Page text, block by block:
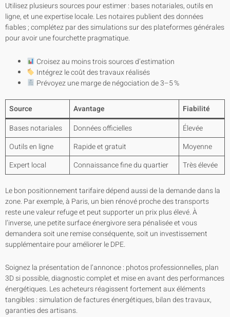
Utilisez plusieurs sources pour estimer : bases notariales, outils en
ligne, et une expertise locale. Les notaires publient des données
fiables ; complétez par des simulations sur des plateformes générales
pour avoir une fourchette pragmatique.
Croisez au moins trois sources d’estimation
Intégrez le coût des travaux réalisés
Prévoyez une marge de négociation de 3–5 %
Source Avantage
Fiabilité
Bases notariales
Données officielles
Élevée
Outils en ligne
Rapide et gratuit
Moyenne
Expert local
Connaissance fine du quartier Très élevée
Le bon positionnement tarifaire dépend aussi de la demande dans la
zone. Par exemple, à Paris, un bien rénové proche des transports
reste une valeur refuge et peut supporter un prix plus élevé. À
l’inverse, une petite surface énergivore sera pénalisée et vous
demandera soit une remise conséquente, soit un investissement
supplémentaire pour améliorer le DPE.
Soignez la présentation de l’annonce : photos professionnelles, plan
3D si possible, diagnostic complet et mise en avant des performances
énergétiques. Les acheteurs réagissent fortement aux éléments
tangibles : simulation de factures énergétiques, bilan des travaux,
garanties des artisans.